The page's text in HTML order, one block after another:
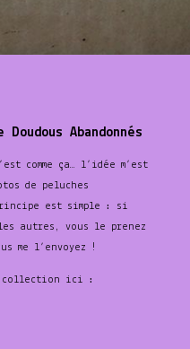
Abandonnés
comme ça… l’idée m’est
de peluches
est simple : si
les autres, vous le prenez
me l’envoyez !
collection ici :